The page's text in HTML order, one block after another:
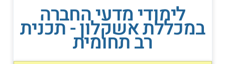
לימודי מדעי החברה
במכללת אשקלון - תכנית
רב תחומית